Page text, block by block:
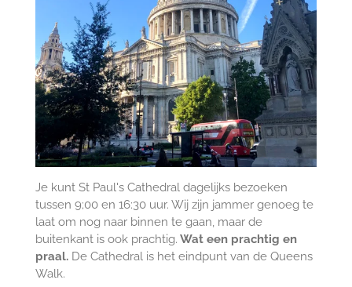
Je kunt St Paul's Cathedral dagelijks bezoeken
tussen 9;00 en 16:30 uur. Wij zijn jammer genoeg te
laat om nog naar binnen te gaan, maar de
buitenkant is ook prachtig. Wat een prachtig en
praal. De Cathedral is het eindpunt van de Queens
Walk.